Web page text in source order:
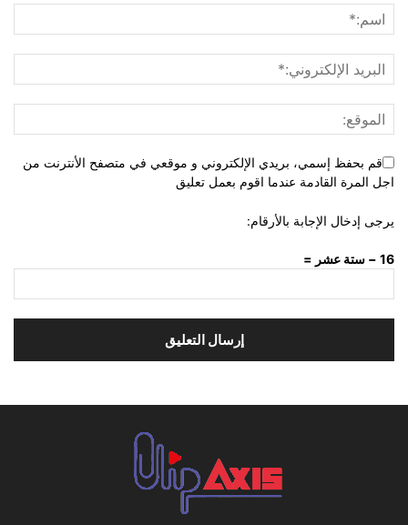
قم بحفظ إسمي، بريدي الإلكتروني و موقعي في متصفح الأنترنت من
اجل المرة القادمة عندما اقوم بعمل تعليق
يرجى إدخال الإجابة بالأرقام:
16 − ستة عشر =